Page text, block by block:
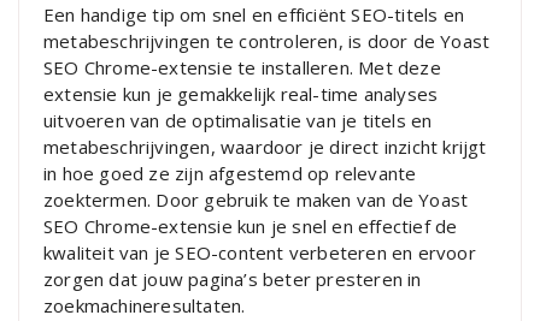
Een handige tip om snel en efficiënt SEO-titels en
metabeschrijvingen te controleren, is door de Yoast
SEO Chrome-extensie te installeren. Met deze
extensie kun je gemakkelijk real-time analyses
uitvoeren van de optimalisatie van je titels en
metabeschrijvingen, waardoor je direct inzicht krijgt
in hoe goed ze zijn afgestemd op relevante
zoektermen. Door gebruik te maken van de Yoast
SEO Chrome-extensie kun je snel en effectief de
kwaliteit van je SEO-content verbeteren en ervoor
zorgen dat jouw pagina’s beter presteren in
zoekmachineresultaten.